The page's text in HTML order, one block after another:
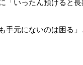
いったん預けると長
手元にないのは困る